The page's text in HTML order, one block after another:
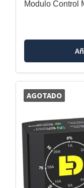
Modulo Control
AGOTADO